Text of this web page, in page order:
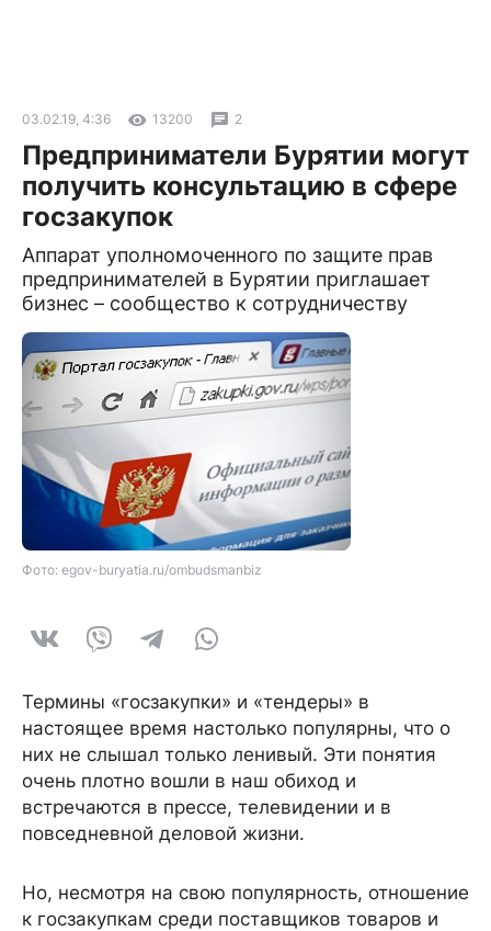
03.02.19, 4:36 13200 2
Предприниматели Бурятии могут
получить консультацию в сфере
госзакупок
Аппарат уполномоченного по защите прав
предпринимателей в Бурятии приглашает
бизнес – сообщество к сотрудничеству
Фото: egov-buryatia.ru/ombudsmanbiz
Термины «госзакупки» и «тендеры» в
настоящее время настолько популярны, что о
них не слышал только ленивый. Эти понятия
очень плотно вошли в наш обиход и
встречаются в прессе, телевидении и в
повседневной деловой жизни.
Но, несмотря на свою популярность, отношение
к госзакупкам среди поставщиков товаров и